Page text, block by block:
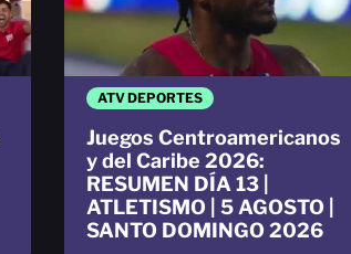
ATV DEPORTES
Juegos Centroamericanos
y del Caribe 2026:
RESUMEN DÍA 13 |
ATLETISMO | 5 AGOSTO |
SANTO DOMINGO 2026